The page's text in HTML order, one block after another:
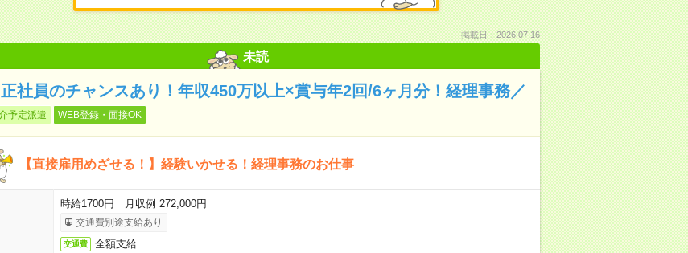
掲載日：2026.07.16
未読
社員のチャンスあり！年収450万以上×賞与年2回/6ヶ月分！経理事務／
予定派遣 WEB登録・面接OK
【直接雇用めざせる！】経験いかせる！経理事務のお仕事
時給1700円 月収例 272,000円
交通費別途支給あり
交通費 全額支給